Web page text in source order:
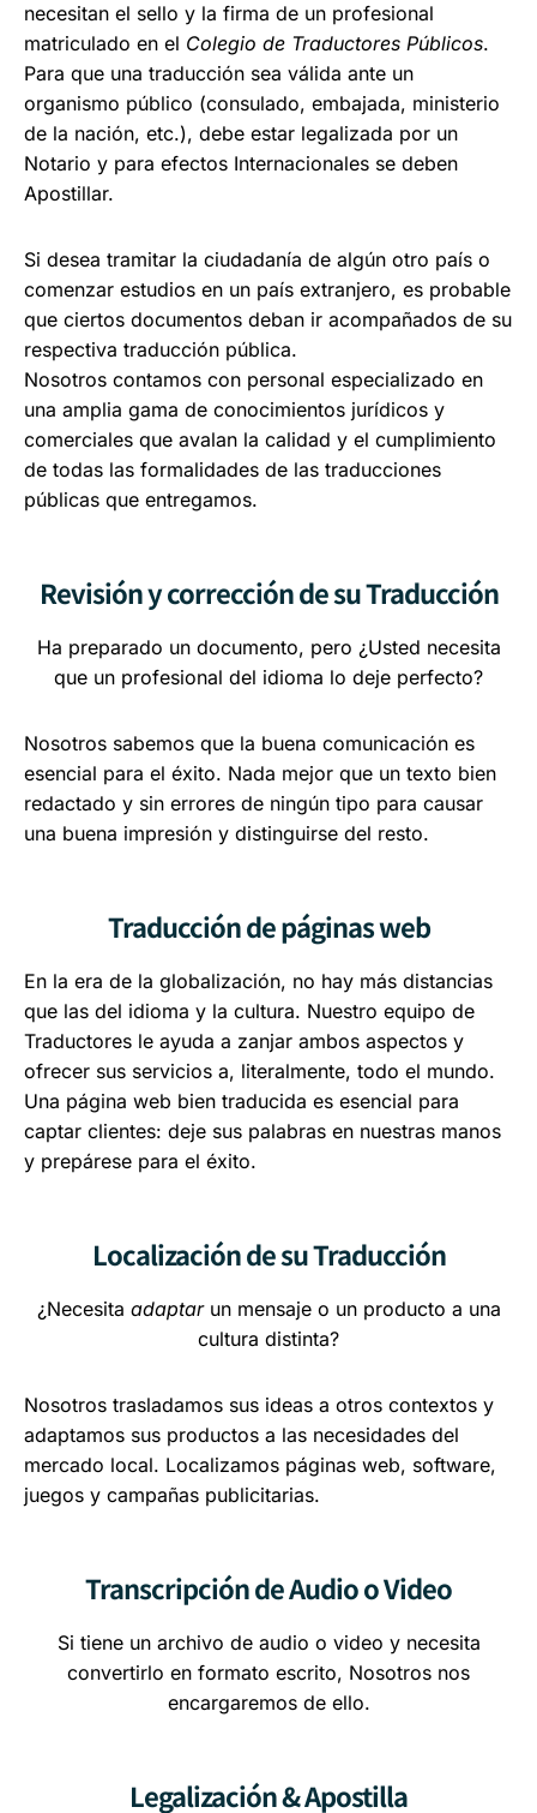
necesitan el sello y la firma de un profesional
matriculado en el Colegio de Traductores Públicos.
Para que una traducción sea válida ante un
organismo público (consulado, embajada, ministerio
de la nación, etc.), debe estar legalizada por un
Notario y para efectos Internacionales se deben
Apostillar.
Si desea tramitar la ciudadanía de algún otro país o
comenzar estudios en un país extranjero, es probable
que ciertos documentos deban ir acompañados de su
respectiva traducción pública.
Nosotros contamos con personal especializado en
una amplia gama de conocimientos jurídicos y
comerciales que avalan la calidad y el cumplimiento
de todas las formalidades de las traducciones
públicas que entregamos.
Revisión y corrección de su Traducción
Ha preparado un documento, pero ¿Usted necesita
que un profesional del idioma lo deje perfecto?
Nosotros sabemos que la buena comunicación es
esencial para el éxito. Nada mejor que un texto bien
redactado y sin errores de ningún tipo para causar
una buena impresión y distinguirse del resto.
Traducción de páginas web
En la era de la globalización, no hay más distancias
que las del idioma y la cultura. Nuestro equipo de
Traductores le ayuda a zanjar ambos aspectos y
ofrecer sus servicios a, literalmente, todo el mundo.
Una página web bien traducida es esencial para
captar clientes: deje sus palabras en nuestras manos
y prepárese para el éxito.
Localización de su Traducción
¿Necesita adaptarun mensaje o un producto a una
cultura distinta?
Nosotros trasladamos sus ideas a otros contextos y
adaptamos sus productos a las necesidades del
mercado local. Localizamos páginas web, software,
juegos y campañas publicitarias.
Transcripción de Audio o Video
Si tiene un archivo de audio o video y necesita
convertirlo en formato escrito, Nosotros nos
encargaremos de ello.
Legalización & Apostilla